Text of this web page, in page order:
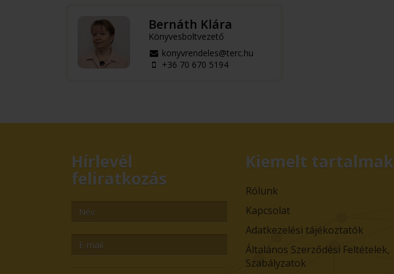
Bernáth Klára
Könyvesboltvezető
konyvrendeles@terc.hu
+36 70 670 5194
Hírlevél
feliratkozás
Kiemelt tartalmak
Rólunk
Kapcsolat
Adatkezelési tájékoztatók
Általános Szerződési Feltételek,
Szabályzatok